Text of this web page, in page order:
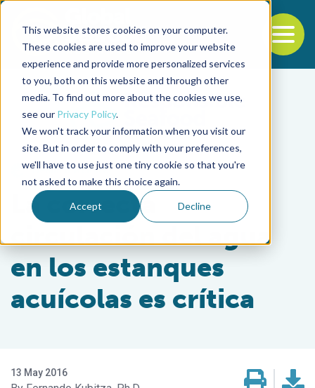
This website stores cookies on your computer.
These cookies are used to improve your website
experience and provide more personalized services
to you, both on this website and through other
media. To find out more about the cookies we use,
see our Privacy Policy.
We won't track your information when you visit our
site. But in order to comply with your preferences,
we'll have to use just one tiny cookie so that you're
not asked to make this choice again.
Accept Decline
Back to the start of the nav
Jump to the end of the navigation
Health & Welfare
La correcta
circulación del agua
en los estanques
acuícolas es crítica
13 May 2016